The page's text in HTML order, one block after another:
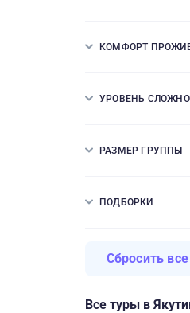
КОМФОРТ
УРОВЕНЬ
РАЗМЕР ГРУППЫ
ПОДБОРКИ
Сбросить
Все туры в